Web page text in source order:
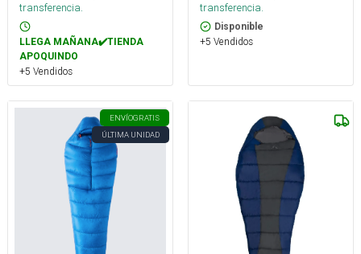
transferencia.
LLEGA MAÑANA✔️TIENDA
APOQUINDO
+5 Vendidos
transferencia.
Disponible
+5 Vendidos
ENVÍOGRATIS
ÚLTIMA UNIDAD